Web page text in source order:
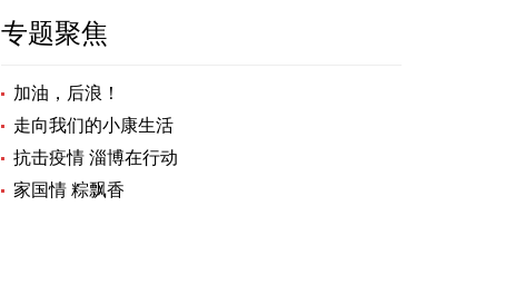
专题聚焦
加油，后浪！
走向我们的小康生活
抗击疫情 淄博在行动
家国情 粽飘香